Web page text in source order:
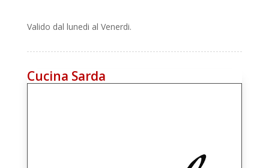
Valido dal lunedi al Venerdi.
Cucina Sarda